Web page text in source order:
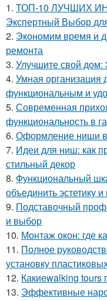
1. ТОП-10 ЛУЧШИХ
Экспертный Выбор
2. Экономим время и
ремонта
3. Улучшите свой дом:
4. Умная организация
функциональным и
5. Современная
функциональность в
6. Оформление ниши в
7. Идеи для ниш: как
стильный декор
8. Функциональный
объединить эстетику и
9. Подставочный
и выбор
10. Монтаж окон: где
11. Полное
установку
12. Какиеwalking tours
13. Эффективные